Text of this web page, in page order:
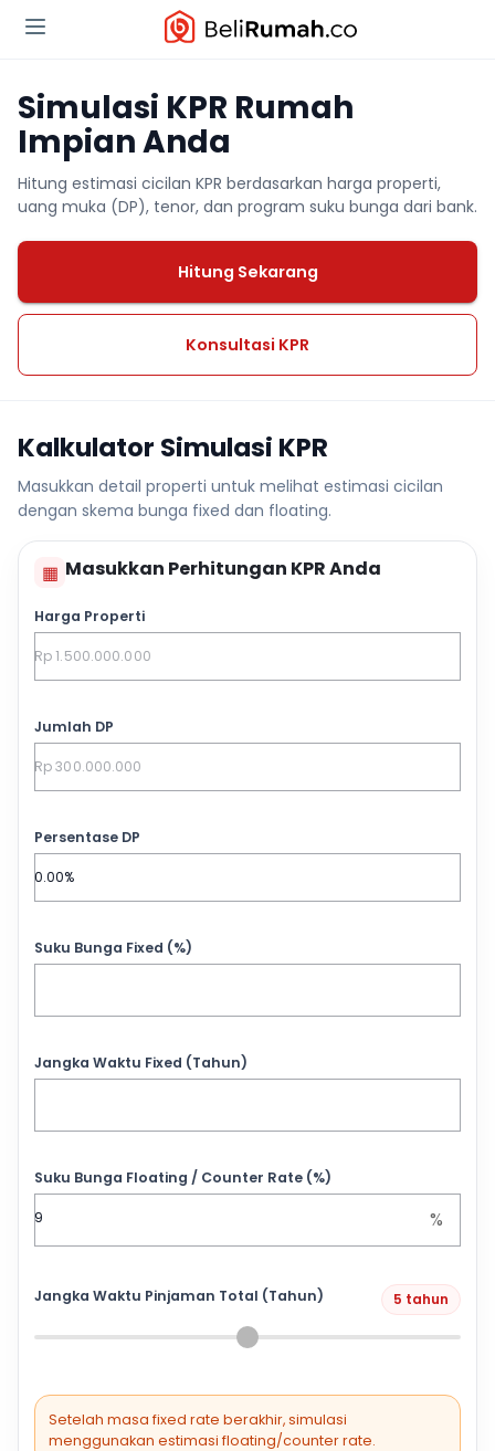
Simulasi KPR Rumah
Impian Anda
Hitung estimasi cicilan KPR berdasarkan harga properti,
uang muka (DP), tenor, dan program suku bunga dari bank.
Hitung Sekarang
Konsultasi KPR
Kalkulator Simulasi KPR
Masukkan detail properti untuk melihat estimasi cicilan
dengan skema bunga fixed dan floating.
▦ Masukkan Perhitungan KPR Anda
Harga Properti
Jumlah DP
Persentase DP
Suku Bunga Fixed (%)
Jangka Waktu Fixed (Tahun)
Suku Bunga Floating / Counter Rate (%)
%
Jangka Waktu Pinjaman Total (Tahun) 5 tahun
Setelah masa fixed rate berakhir, simulasi
menggunakan estimasi floating/counter rate.